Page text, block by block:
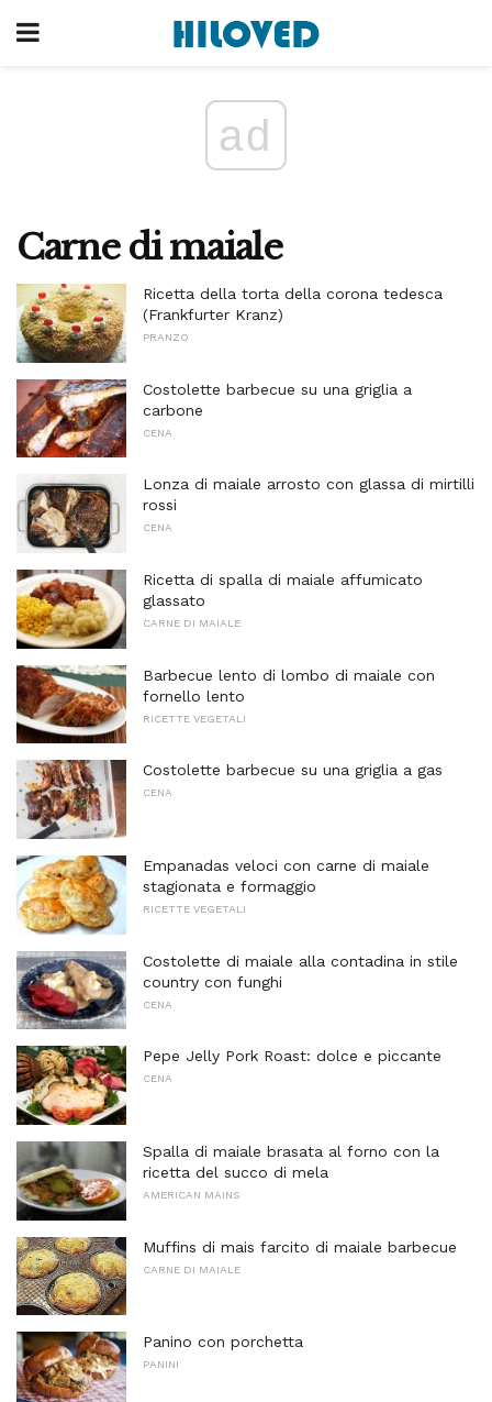
ad
Carne di maiale
Ricetta della torta della corona tedesca
(Frankfurter Kranz)
PRANZO
Costolette barbecue su una griglia a
carbone
CENA
Lonza di maiale arrosto con glassa di mirtilli
rossi
CENA
Ricetta di spalla di maiale affumicato
glassato
CARNE DI MAIALE
Barbecue lento di lombo di maiale con
fornello lento
RICETTE VEGETALI
Costolette barbecue su una griglia a gas
CENA
Empanadas veloci con carne di maiale
stagionata e formaggio
RICETTE VEGETALI
Costolette di maiale alla contadina in stile
country con funghi
CENA
Pepe Jelly Pork Roast: dolce e piccante
CENA
Spalla di maiale brasata al forno con la
ricetta del succo di mela
AMERICAN MAINS
Muffins di mais farcito di maiale barbecue
CARNE DI MAIALE
Panino con porchetta
PANINI